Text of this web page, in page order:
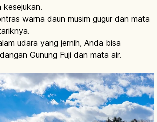
kesejukan.
warna daun musim gugur dan mata
udara yang jernih, Anda bisa
Gunung Fuji dan mata air.